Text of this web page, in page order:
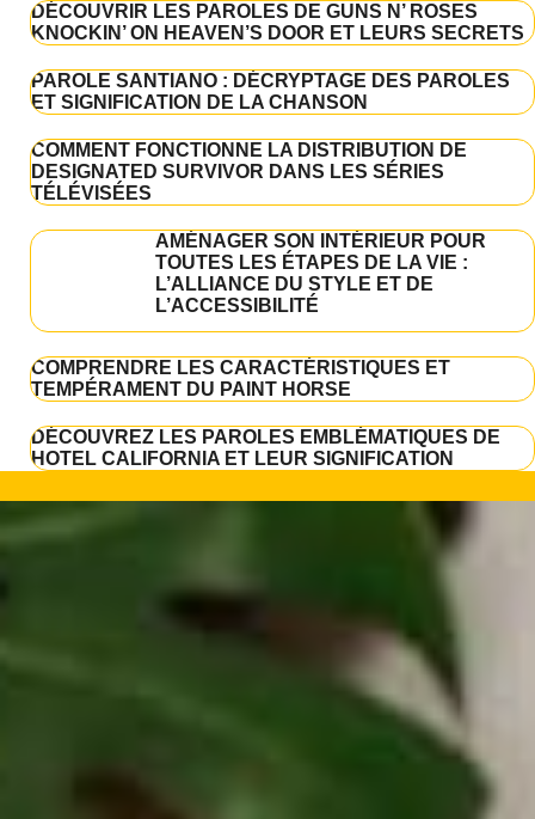
DÉCOUVRIR LES PAROLES DE GUNS N’ ROSES
KNOCKIN’ ON HEAVEN’S DOOR ET LEURS SECRETS
PAROLE SANTIANO : DÉCRYPTAGE DES PAROLES
ET SIGNIFICATION DE LA CHANSON
COMMENT FONCTIONNE LA DISTRIBUTION DE
DESIGNATED SURVIVOR DANS LES SÉRIES
TÉLÉVISÉES
AMÉNAGER SON INTÉRIEUR POUR
TOUTES LES ÉTAPES DE LA VIE :
L’ALLIANCE DU STYLE ET DE
L’ACCESSIBILITÉ
COMPRENDRE LES CARACTÉRISTIQUES ET
TEMPÉRAMENT DU PAINT HORSE
DÉCOUVREZ LES PAROLES EMBLÉMATIQUES DE
HOTEL CALIFORNIA ET LEUR SIGNIFICATION